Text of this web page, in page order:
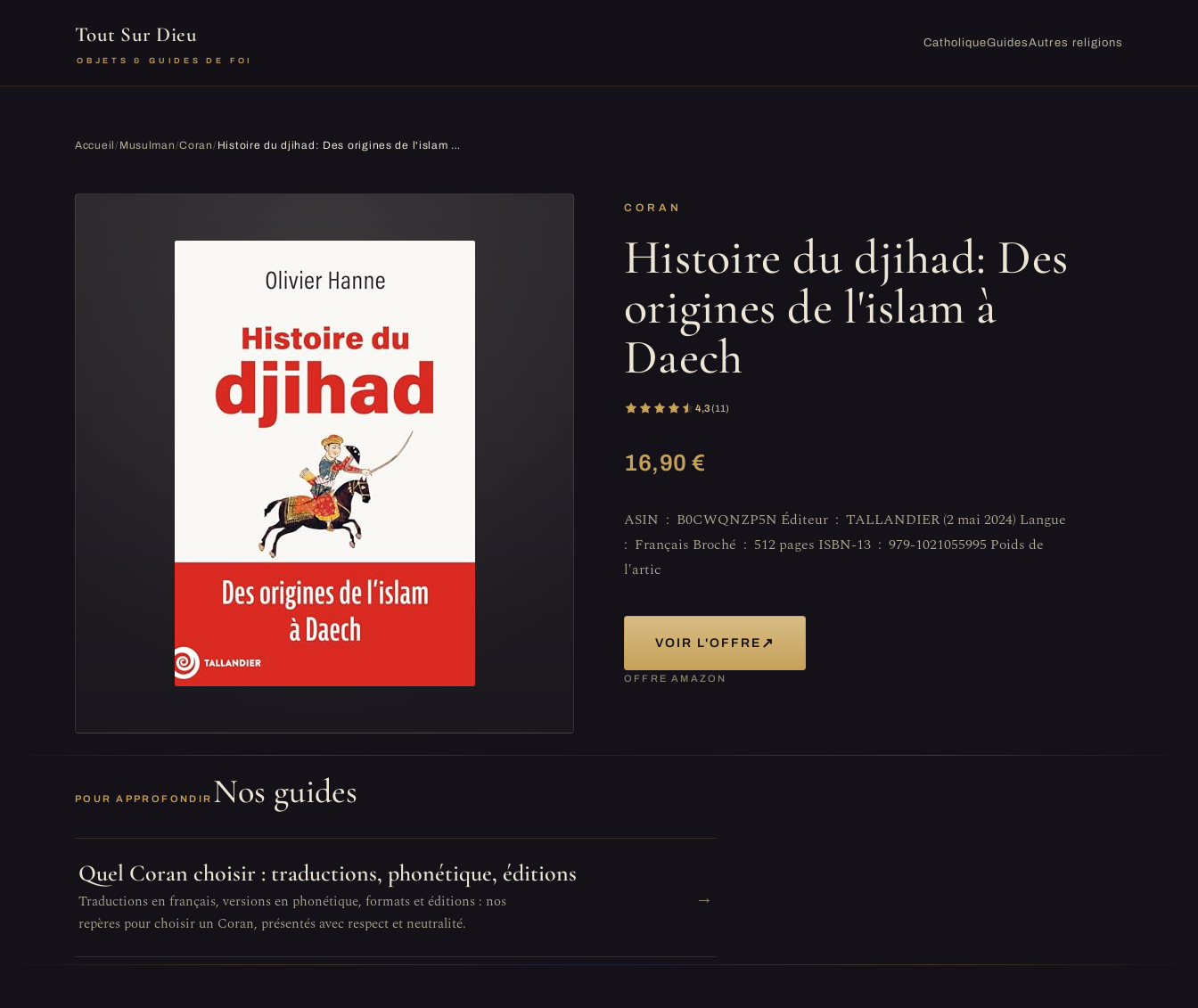
Tout Sur Dieu
OBJETS & GUIDES DE FOI
CatholiqueGuidesAutres religions
Accueil/ Musulman/Coran/ Histoire du djihad: Des origines de l'islam à Daech
CORAN
Histoire du djihad: Des
origines de l'islam à
Daech
4,3(11)
16,90 €
ASIN ‏ : ‎ B0CWQNZP5N Éditeur ‏ : ‎ TALLANDIER (2 mai 2024) Langue ‏
: ‎ Français Broché ‏ : ‎ 512 pages ISBN-13 ‏ : ‎ 979-1021055995 Poids de
l'artic
VOIR L'OFFRE ↗
OFFRE AMAZON
POUR APPROFONDIR Nos guides
Quel Coran choisir : traductions, phonétique, éditions
Traductions en français, versions en phonétique, formats et éditions : nos
repères pour choisir un Coran, présentés avec respect et neutralité.
→